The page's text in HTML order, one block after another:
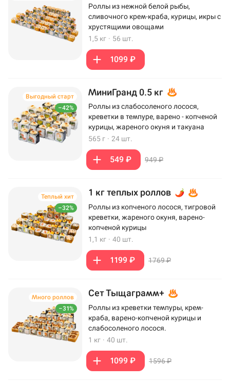
Роллы из нежной белой рыбы,
сливочного крем-краба, курицы, икры с
хрустящими овощами
1,5 кг · 56 шт.
1099 ₽
–42%
Выгодный старт МиниГранд 0.5 кг
Роллы из слабосоленого лосося,
креветки в темпуре, варено - копченой
курицы, жареного окуня и такуана
565 г · 24 шт.
549 ₽ 949 ₽
–32%
Теплый хит 1 кг теплых роллов
Роллы из копченого лосося, тигровой
креветки, жареного окуня, варено-
копченой курицы
1,1 кг · 40 шт.
1199 ₽ 1769 ₽
–31%
Много роллов Сет Тыщаграмм+
Роллы из креветки темпуры, крем-
краба, варено-копченой курицы и
слабосоленого лосося.
1 кг · 40 шт.
1099 ₽ 1596 ₽